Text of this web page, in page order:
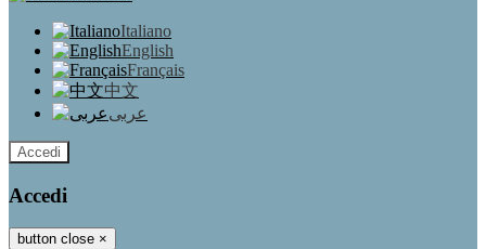
Italiano
English
Français
中文
عربى
Accedi
Accedi
button close ×